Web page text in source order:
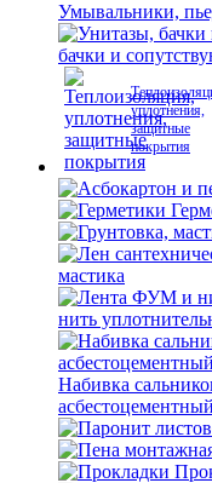
Умывальники,
бачки и
уплотнения,
защитные
покрытия
мастика
нить
Набивка
асбестоцементный